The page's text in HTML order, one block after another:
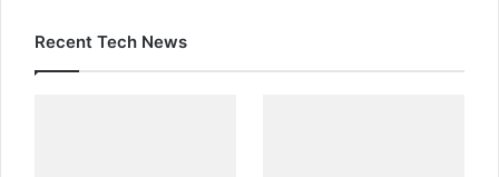
Recent Tech News